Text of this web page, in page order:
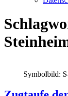
Symbolbild: